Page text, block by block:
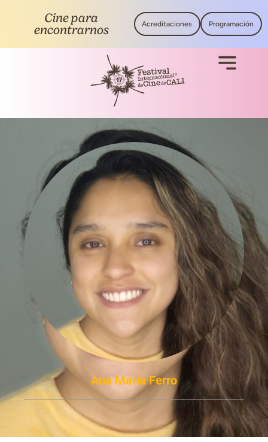
Cine para
encontrarnos
Acreditaciones Programación
Ana Maria Ferro